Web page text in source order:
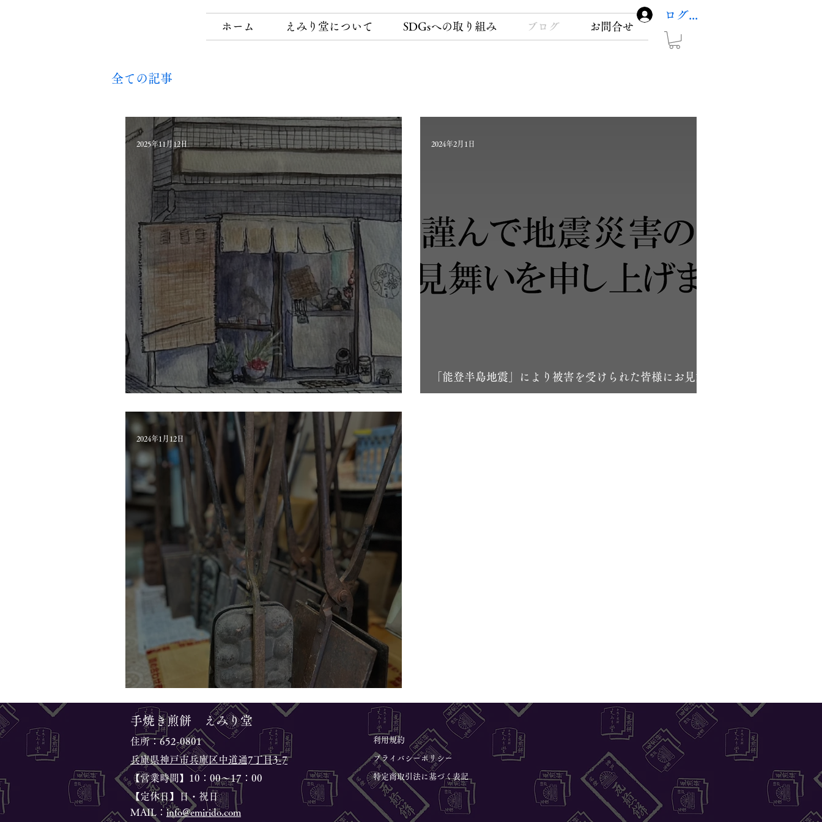
ホーム えみり堂について SDGsへの取り組み ブログ お問合せ
ログイン
全ての記事
2025年11月12日
「能登半島地震」により被害を受けられた皆様にお見舞
2024年2月1日
2024年1月12日
手焼き煎餅 えみり堂
​住所：652-0801
兵庫県神戸市兵庫区中道通7丁目3-7
【営業時間】10：00～17：00
利用規約
プライバシーポリシー
特定商取引法に基づく表記
【定休日】日・祝日
MAIL： info@emirido.com